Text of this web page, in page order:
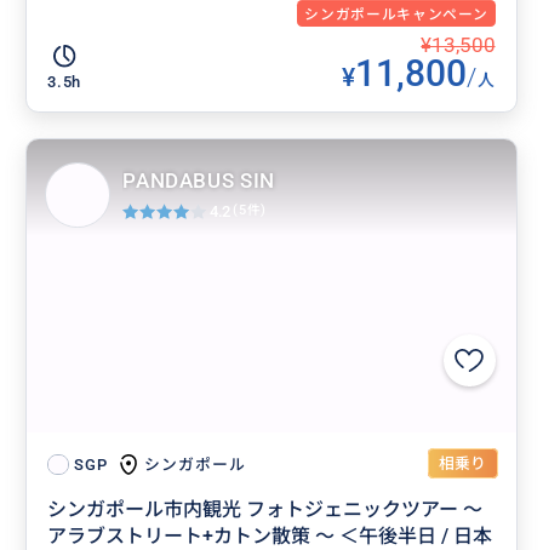
シンガポールキャンペーン
3.5h
¥13,500
¥11,800/人
SGP シンガポール 相乗り
シンガポール市内観光 フォトジェニックツアー ～
アラブストリート+カトン散策 ～ ＜午後半日 / 日本
PANDABUS SIN
4.2 (5件)